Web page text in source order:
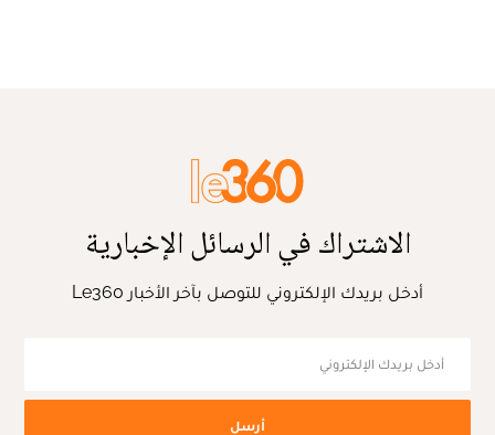
الاشتراك في الرسائل الإخبارية
أدخل بريدك الإلكتروني للتوصل بآخر الأخبار Le360
أرسل